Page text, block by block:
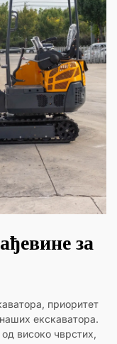
за
приоритет
екскаватора.
високо чврстих,